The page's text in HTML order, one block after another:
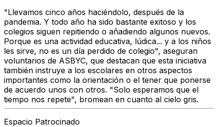
"Llevamos cinco años haciéndolo, después de la
pandemia. Y todo año ha sido bastante exitoso y los
colegios siguen repitiendo o añadiendo algunos nuevos.
Porque es una actividad educativa, lúdica... y a los niños
les sirve, no es un día perdido de colegio", aseguran
voluntarios de ASBYC, que destacan que esta iniciativa
también instruye a los escolares en otros aspectos
importantes como la orientación o el tener que ponerse
de acuerdo unos con otros. "Solo esperamos que el
tiempo nos repete", bromean en cuanto al cielo gris.
Espacio Patrocinado